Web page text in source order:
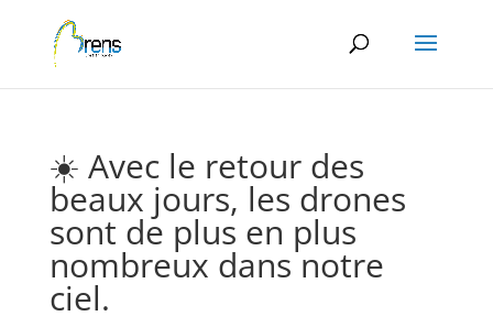
☀️ Avec le retour des
beaux jours, les drones
sont de plus en plus
nombreux dans notre
ciel.